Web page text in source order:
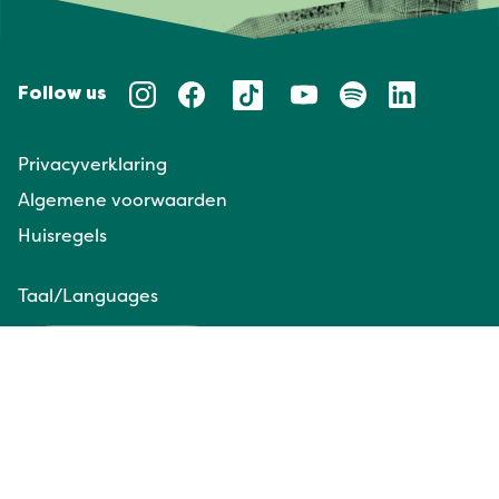
Follow us
Privacyverklaring
Algemene voorwaarden
Huisregels
Taal/Languages